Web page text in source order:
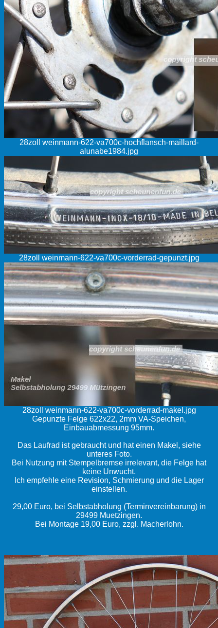
28zoll weinmann-622-va700c-hochflansch-maillard-
alunabe1984.jpg
28zoll weinmann-622-va700c-vorderrad-gepunzt.jpg
28zoll weinmann-622-va700c-vorderrad-makel.jpg
Gepunzte Felge 622x22, 2mm VA-Speichen,
Einbauabmessung 95mm.
Das Laufrad ist gebraucht und hat einen Makel, siehe
unteres Foto.
Bei Nutzung mit Stempelbremse irrelevant, die Felge hat
keine Unwucht.
Ich empfehle eine Revision, Schmierung und die Lager
einstellen.
29,00 Euro, bei Selbstabholung (Terminvereinbarung) in
29499 Muetzingen.
Bei Montage 19,00 Euro, zzgl. Macherlohn.